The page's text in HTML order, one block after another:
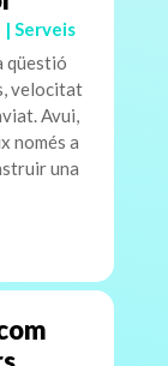
| Serveis
qüestió
velocitat
Avui,
només a
una